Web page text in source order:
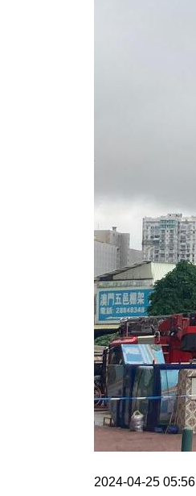
2024-04-25 05:56